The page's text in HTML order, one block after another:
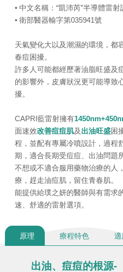
• 中文名稱：“凱沛芮”半導體雷射
• 衛部醫器輸字第035941號
天氣變化大以及潮濕的環境，都
春痘困擾。
許多人可能都經歷著油脂旺盛及
的影響外，皮膚狀況更可能導致
擾。
CAPRI藍雷射擁有
面速效改善痘痘肌及 出油旺盛困
程，並配有專屬冷噴設計，過程
期，適合長期受痘痘、出油問題
不想或不適合服用藥物治療的人
療，趕走油痘肌，留住青春肌。
能提供給璞之妍的醫師與有需求
速、舒適的雷射選項。
原理 療程特色 適
出油、痘痘的根源-